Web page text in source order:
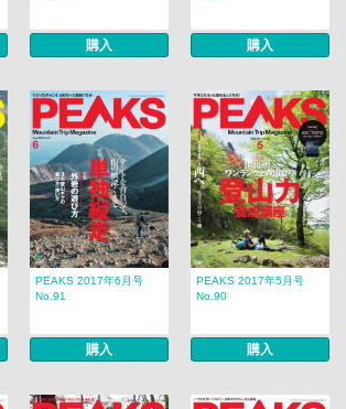
購入 購入
PEAKS 2017年6月号
No.91
購入
PEAKS 2017年5月号
No.90
購入